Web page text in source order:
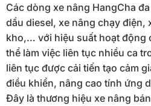
Các dòng xe nâng HangCha
dầu diesel, xe nâng chạy điện,
kho,… với hiệu suất hoạt động
thể làm việc liên tục nhiều ca
liên tục được cải tiến tạo cảm
điều khiển, nâng cao tính ứng
Đây là thương hiệu xe nâng